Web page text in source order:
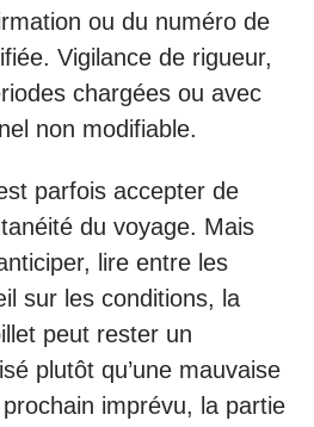
ou du numéro de
Vigilance de rigueur,
chargées ou avec
non modifiable.
parfois accepter de
du voyage. Mais
lire entre les
sur les conditions, la
peut rester un
plutôt qu’une mauvaise
imprévu, la partie